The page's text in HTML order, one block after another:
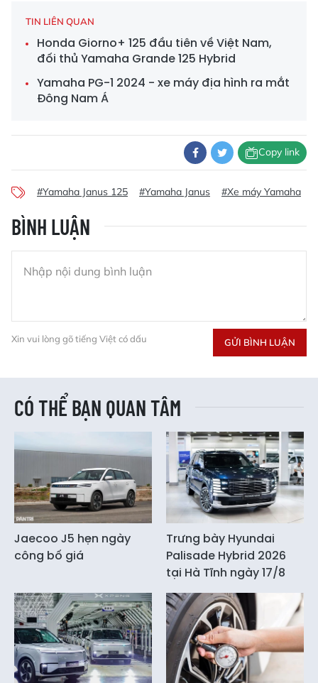
TIN LIÊN QUAN
Honda Giorno+ 125 đầu tiên về Việt Nam,
đối thủ Yamaha Grande 125 Hybrid
Yamaha PG-1 2024 - xe máy địa hình ra mắt
Đông Nam Á
Copy link
#Yamaha Janus 125 #Yamaha Janus #Xe máy Yamaha
BÌNH LUẬN
Xin vui lòng gõ tiếng Việt có dấu GỬI BÌNH LUẬN
CÓ THỂ BẠN QUAN TÂM
Jaecoo J5 hẹn ngày
công bố giá
Trưng bày Hyundai
Palisade Hybrid 2026
tại Hà Tĩnh ngày 17/8